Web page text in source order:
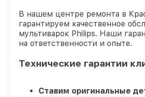
В нашем центре ремонта в
гарантируем качественное
мультиварок Philips. Наши
на ответственности и опыте.
Технические гарантии
Ставим оригинальные